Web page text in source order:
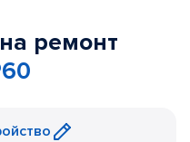
ремонт